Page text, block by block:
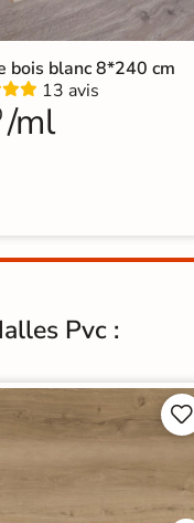
bois blanc 8*240 cm
13 avis
/ml
Pvc :

